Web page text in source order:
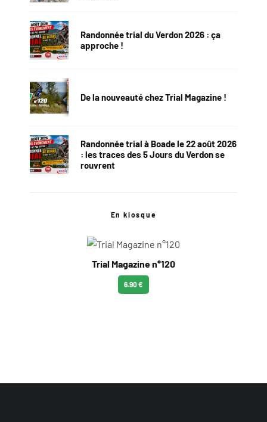
Randonnée trial du Verdon 2026 : ça
approche !
De la nouveauté chez Trial Magazine !
Randonnée trial à Boade le 22 août 2026
: les traces des 5 Jours du Verdon se
rouvrent
En kiosque
Trial Magazine n°120
6.90 €